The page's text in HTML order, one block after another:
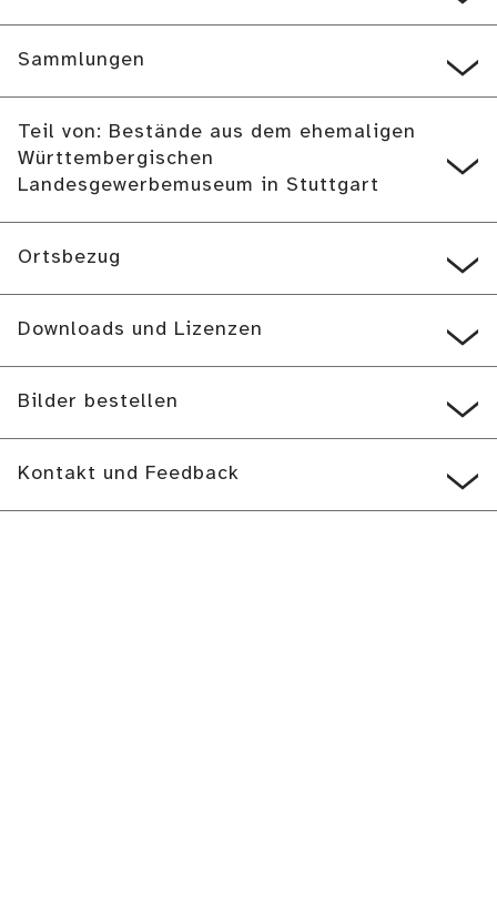
Sammlungen
Teil von: Bestände aus dem ehemaligen
Württembergischen
Landesgewerbemuseum in Stuttgart
Ortsbezug
Downloads und Lizenzen
Bilder bestellen
Kontakt und Feedback